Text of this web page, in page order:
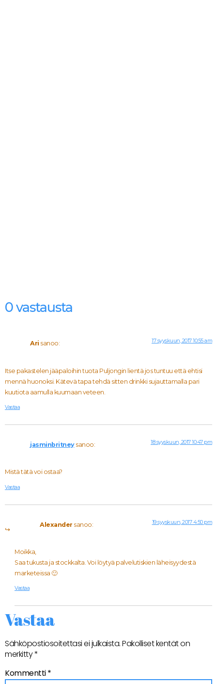
0 vastausta
Ari sanoo: 17 syyskuun, 2017 10:55 am
Itse pakastelen jääpaloihin tuota Puljongin lientä jos tuntuu että ehtisi
mennä huonoksi. Kätevä tapa tehdä sitten drinkki sujauttamalla pari
kuutiota aamulla kuumaan veteen.
Vastaa
jasminbritney sanoo: 18 syyskuun, 2017 10:47 pm
Mistä tätä voi ostaa?
Vastaa
Alexander sanoo: 19 syyskuun, 2017 4:50 pm
Moikka,
Saa tukusta ja stockkalta. Voi löytyä palvelutiskien läheisyydestä
marketeissa 🙂
Vastaa
Vastaa
Sähköpostiosoitettasi ei julkaista.Pakolliset kentät on
merkitty*
Kommentti*